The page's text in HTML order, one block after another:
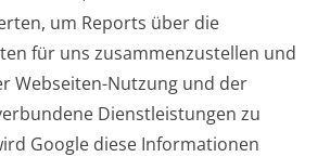
um Reports über die
für uns zusammenzustellen und
Webseiten-Nutzung und der
Dienstleistungen zu
Google diese Informationen